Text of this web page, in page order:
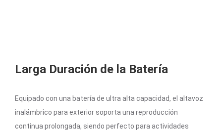
Larga Duración de la Batería
Equipado con una batería de ultra alta capacidad, el altavoz
inalámbrico para exterior soporta una reproducción
continua prolongada, siendo perfecto para actividades